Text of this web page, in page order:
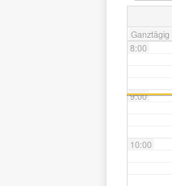
Ganztägig
8:00
9:00
10:00